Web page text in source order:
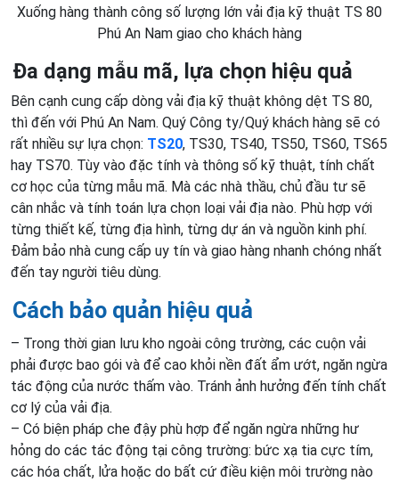
Xuống hàng thành công số lượng lớn vải địa kỹ thuật TS 80
Phú An Nam giao cho khách hàng
Đa dạng mẫu mã, lựa chọn hiệu quả
Bên cạnh cung cấp dòng vải địa kỹ thuật không dệt TS 80,
thì đến với Phú An Nam. Quý Công ty/Quý khách hàng sẽ có
rất nhiều sự lựa chọn: TS20, TS30, TS40, TS50, TS60, TS65
hay TS70. Tùy vào đặc tính và thông số kỹ thuật, tính chất
cơ học của từng mẫu mã. Mà các nhà thầu, chủ đầu tư sẽ
cân nhắc và tính toán lựa chọn loại vải địa nào. Phù hợp với
từng thiết kế, từng địa hình, từng dự án và nguồn kinh phí.
Đảm bảo nhà cung cấp uy tín và giao hàng nhanh chóng nhất
đến tay người tiêu dùng.
Cách bảo quản hiệu quả
– Trong thời gian lưu kho ngoài công trường, các cuộn vải
phải được bao gói và để cao khỏi nền đất ẩm ướt, ngăn ngừa
tác động của nước thấm vào. Tránh ảnh hưởng đến tính chất
cơ lý của vải địa.
– Có biện pháp che đậy phù hợp để ngăn ngừa những hư
hỏng do các tác động tại công trường: bức xạ tia cực tím,
các hóa chất, lửa hoặc do bất cứ điều kiện môi trường nào